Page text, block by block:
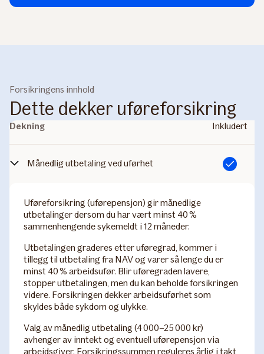
Forsikringens innhold
Dette dekker uføreforsikring
Dekning Inkludert
Månedlig utbetaling ved uførhet Inkludert
Uføreforsikring (uførepensjon) gir månedlige
utbetalinger dersom du har vært minst 40 %
sammenhengende sykemeldt i 12 måneder.
Utbetalingen graderes etter uføregrad, kommer i
tillegg til utbetaling fra NAV og varer så lenge du er
minst 40 % arbeidsufør. Blir uføregraden lavere,
stopper utbetalingen, men du kan beholde forsikringen
videre. Forsikringen dekker arbeidsuførhet som
skyldes både sykdom og ulykke.
Valg av månedlig utbetaling (4 000–25 000 kr)
avhenger av inntekt og eventuell uførepensjon via
arbeidsgiver. Forsikringssummen reguleres årlig i takt